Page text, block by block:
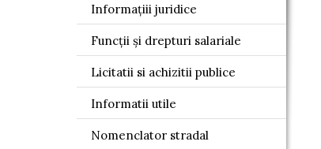
Informațiii juridice
Funcții și drepturi salariale
Licitatii si achizitii publice
Informatii utile
Nomenclator stradal